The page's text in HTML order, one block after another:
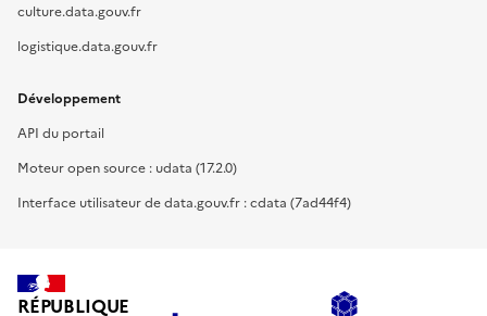
culture.data.gouv.fr
logistique.data.gouv.fr
Développement
API du portail
Moteur open source : udata (17.2.0)
Interface utilisateur de data.gouv.fr : cdata (7ad44f4)
RÉPUBLIQUE